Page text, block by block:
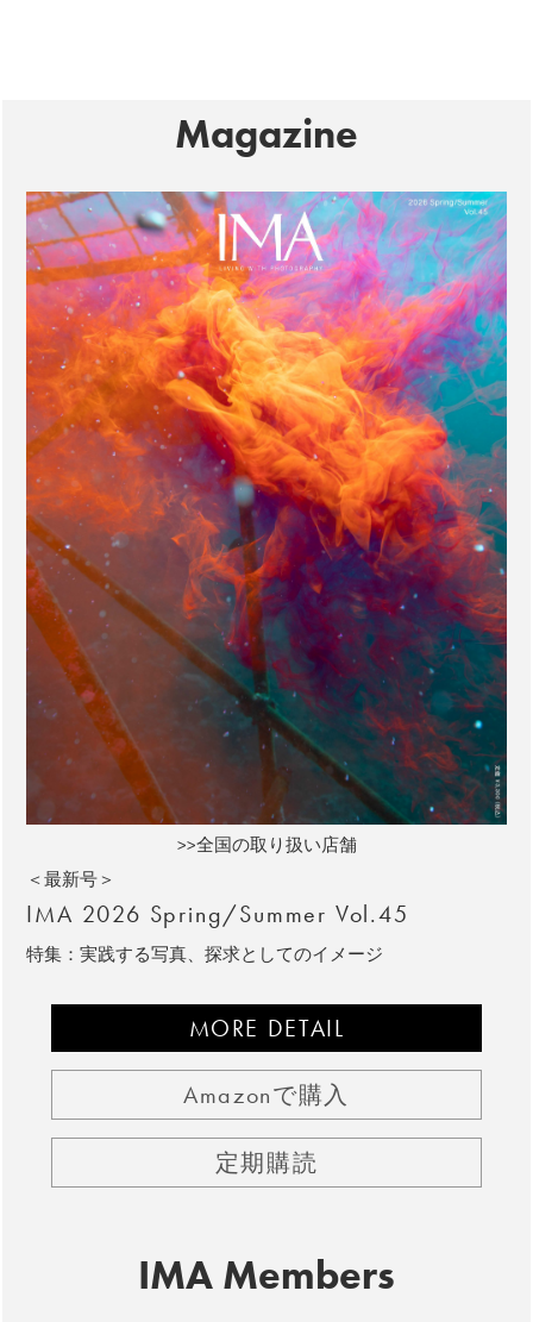
Magazine
>>全国の取り扱い店舗
＜最新号＞
IMA 2026 Spring/Summer Vol.45
特集：実践する写真、探求としてのイメージ
MORE DETAIL
Amazonで購入
定期購読
IMA Members